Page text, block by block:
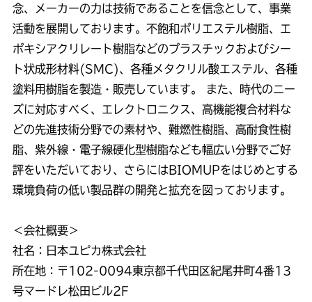
念、メーカーの力は技術であることを信念として、事業
活動を展開しております。不飽和ポリエステル樹脂、エ
ポキシアクリレート樹脂などのプラスチックおよびシー
ト状成形材料(SMC)、各種メタクリル酸エステル、各種
塗料用樹脂を製造・販売しています。 また、時代のニー
ズに対応すべく、エレクトロニクス、高機能複合材料な
どの先進技術分野での素材や、難燃性樹脂、高耐食性樹
脂、紫外線・電子線硬化型樹脂なども幅広い分野でご好
評をいただいており、さらにはBIOMUPをはじめとする
環境負荷の低い製品群の開発と拡充を図っております。
＜会社概要＞
社名：日本ユピカ株式会社
所在地：〒102-0094東京都千代田区紀尾井町4番13
号マードレ松田ビル2F